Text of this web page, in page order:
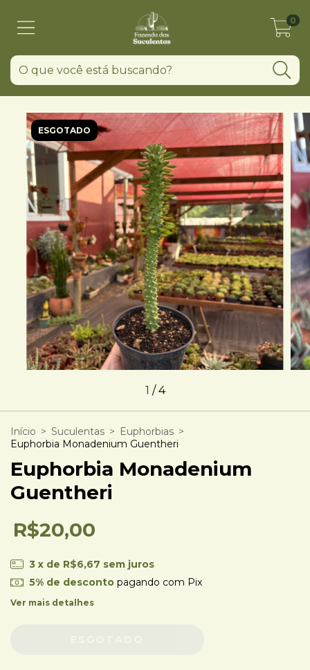
0
ESGOTADO
1 /4
Início > Suculentas > Euphorbias >
Euphorbia Monadenium Guentheri
Euphorbia Monadenium
Guentheri
R$20,00
3 x de R$6,67 sem juros
5% de descontopagando com Pix
Ver mais detalhes